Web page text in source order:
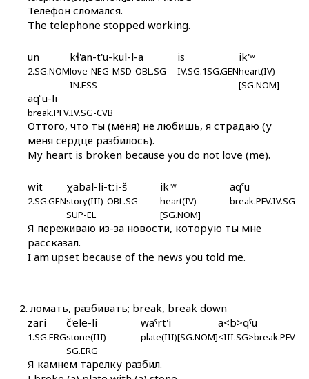
ásmus deqˤés
ásːas
ásːe-ɬːonnól
át'as
át'mul
átis
áturšːuna
átːas
átːitːut
Телефон сломался.
The telephone stopped working.
un
2.SG.NOM
kɬ'an-t'u-kul-l-a
love-NEG-MSD-OBL.SG-
IN.ESS
is
IV.SG.1SG.GEN
ik'ʷ
heart(IV)
[SG.NOM]
aqˤu-li
break.PFV.IV.SG-CVB
Оттого, что ты (меня) не любишь, я страдаю (у
меня сердце разбилось).
My heart is broken because you do not love (me).
wit
2.SG.GEN
χabal-li-tːi-š
story(III)-OBL.SG-
SUP-EL
ik'ʷ
heart(IV)
[SG.NOM]
aqˤu
break.PFV.IV.SG
Я переживаю из-за новости, которую ты мне
рассказал.
I am upset because of the news you told me.
2. ломать, разбивать; break, break down
zari
1.SG.ERG
č'ele-li
stone(III)-
SG.ERG
waˤrt'i
plate(III)[SG.NOM]
a<b>qˤu
<III.SG>break.PFV
Я камнем тарелку разбил.